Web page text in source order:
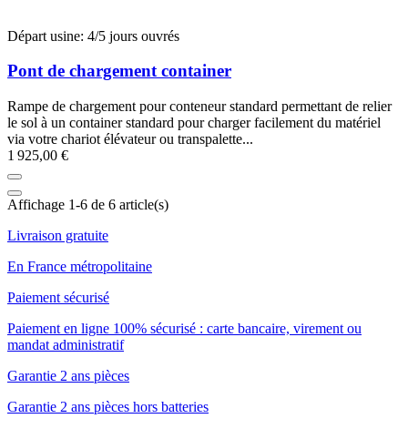
Départ usine: 4/5 jours ouvrés
Pont de chargement container
Rampe de chargement pour conteneur standard permettant de relier
le sol à un container standard pour charger facilement du matériel
via votre chariot élévateur ou transpalette...
1 925,00 €
Affichage 1-6 de 6 article(s)
Livraison gratuite
En France métropolitaine
Paiement sécurisé
Paiement en ligne 100% sécurisé : carte bancaire, virement ou
mandat administratif
Garantie 2 ans pièces
Garantie 2 ans pièces hors batteries